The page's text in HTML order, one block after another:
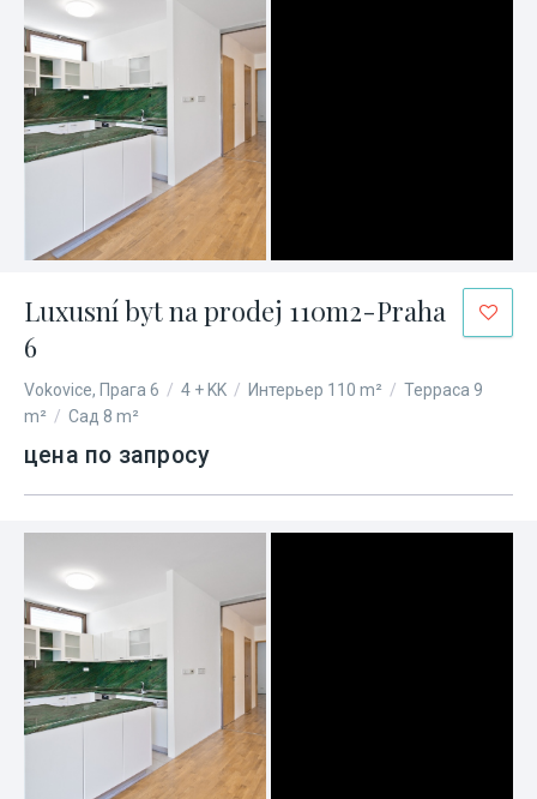
Luxusní byt na prodej 110m2-Praha
6
Vokovice, Прага 6 / 4 + KK / Интерьер 110 m² / Терраса 9
m² / Сад 8 m²
цена по запросу